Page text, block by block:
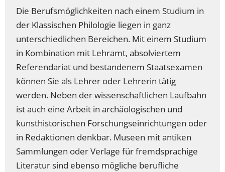
Die Berufsmöglichkeiten nach einem Studium in
der Klassischen Philologie liegen in ganz
unterschiedlichen Bereichen. Mit einem Studium
in Kombination mit Lehramt, absolviertem
Referendariat und bestandenem Staatsexamen
können Sie als Lehrer oder Lehrerin tätig
werden. Neben der wissenschaftlichen Laufbahn
ist auch eine Arbeit in archäologischen und
kunsthistorischen Forschungseinrichtungen oder
in Redaktionen denkbar. Museen mit antiken
Sammlungen oder Verlage für fremdsprachige
Literatur sind ebenso mögliche berufliche